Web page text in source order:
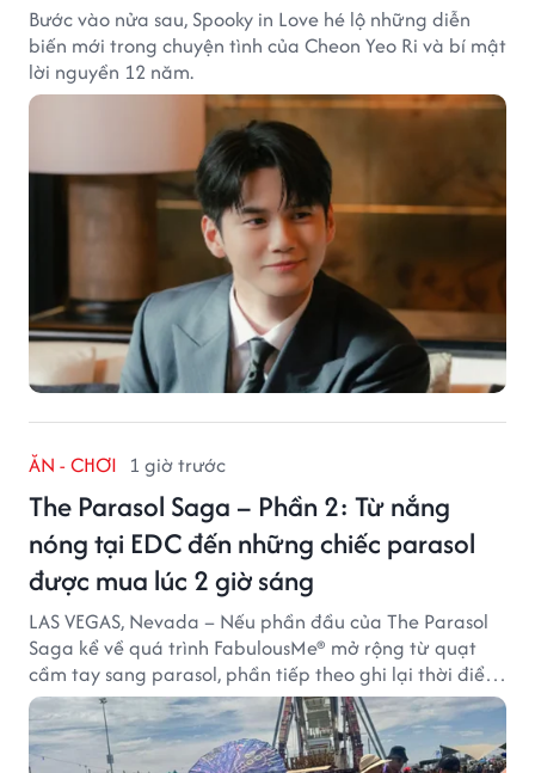
Bước vào nửa sau, Spooky in Love hé lộ những diễn
biến mới trong chuyện tình của Cheon Yeo Ri và bí mật
lời nguyền 12 năm.
ĂN - CHƠI 1 giờ trước
The Parasol Saga – Phần 2: Từ nắng
nóng tại EDC đến những chiếc parasol
được mua lúc 2 giờ sáng
LAS VEGAS, Nevada – Nếu phần đầu của The Parasol
Saga kể về quá trình FabulousMe® mở rộng từ quạt
cầm tay sang parasol, phần tiếp theo ghi lại thời điểm
sản phẩm được thị trường đón nhận và dần vượt khỏi
công năng che nắng thông thường.